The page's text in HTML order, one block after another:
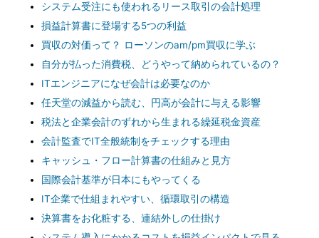
システム受注にも使われるリース取引の会計処理
損益計算書に登場する5つの利益
買収の対価って？ ローソンのam/pm買収に学ぶ
自分が払った消費税、どうやって納められているの？
ITエンジニアになぜ会計は必要なのか
任天堂の減益から読む、円高が会計に与える影響
税法と企業会計のずれから生まれる繰延税金資産
会計監査でIT全般統制をチェックする理由
キャッシュ・フロー計算書の仕組みと見方
国際会計基準が日本にもやってくる
IT企業で仕組まれやすい、循環取引の構造
決算書をお化粧する、連結外しの仕掛け